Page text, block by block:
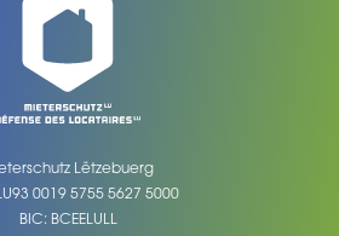
Lëtzebuerg
0019 5755 5627 5000
BIC: BCEELULL